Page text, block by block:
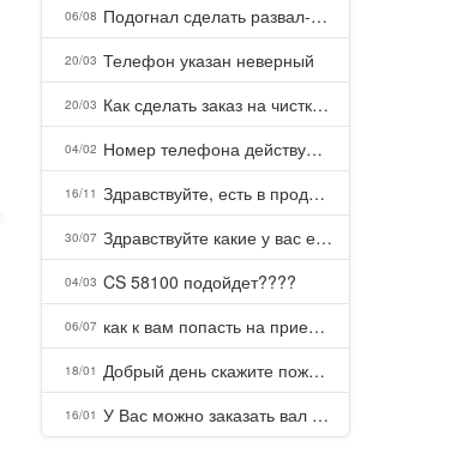
06/08 Подогнал сделать развал-схождение, сделали- машина уходит на право и колеса проверил все хорошо с атмосферами ужас как можно делать авто, не ужели не берегут свою репутацию, не советую.
20/03 Телефон указан неверный
20/03 Как сделать заказ на чистку пуховых подушек?
04/02 Номер телефона действующий можно узнать почему номер неправельный
16/11 Здравствуйте, есть в продаже? Есть доставка до Казани?
30/07 Здравствуйте какие у вас есть курсы и какая цена, ?
04/03 CS 58100 подойдет????
06/07 как к вам попасть на прием? Или дозвониться, трубку не берете.
18/01 Добрый день скажите пожалуйста как можно с вами связаться . Телефон не отвечает .Заказала кухню в тц Хороший есть претензии а менеджер контактов не дает .Что делать?
16/01 У Вас можно заказать вал шлицевой от косилки заря для мтз, который соединяет мотоблок с косилкой.?